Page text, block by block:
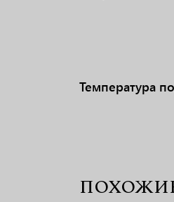
Температура